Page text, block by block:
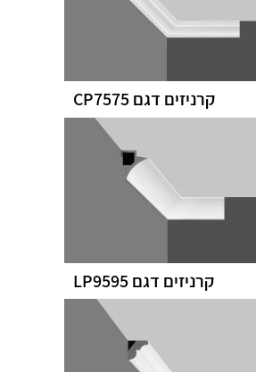
קרניזים דגם CP7575
קרניזים דגם LP9595